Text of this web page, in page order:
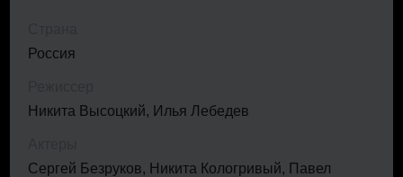
Россия
Никита Высоцкий, Илья Лебедев
Сергей Безруков, Никита Кологривый, Павел